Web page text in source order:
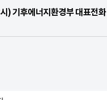
) 기후에너지환경부 대표전화